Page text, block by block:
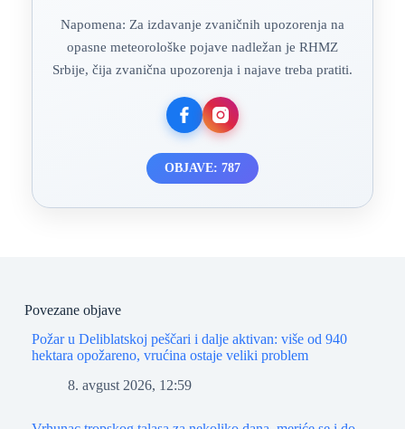
Napomena: Za izdavanje zvaničnih upozorenja na
opasne meteorološke pojave nadležan je RHMZ
Srbije, čija zvanična upozorenja i najave treba pratiti.
OBJAVE: 787
Povezane objave
Požar u Deliblatskoj peščari i dalje aktivan: više od 940
hektara opožareno, vrućina ostaje veliki problem
8. avgust 2026, 12:59